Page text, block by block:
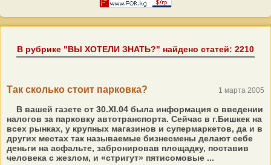
В рубрике "ВЫ ХОТЕЛИ ЗНАТЬ?" найдено статей: 2210
Так сколько стоит парковка? 1 марта 2005
В вашей газете от 30.XI.04 была информация о введении
налогов за парковку автотранспорта. Сейчас в г.Бишкек на
всех рынках, у крупных магазинов и супермаркетов, да и в
других местах так называемые бизнесмены делают себе
деньги на асфальте, забронировав площадку, поставив
человека с жезлом, и «стригут» пятисомовые ...